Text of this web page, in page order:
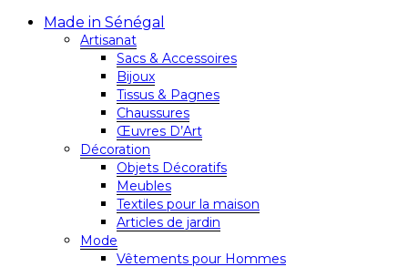
Made in Sénégal
Artisanat
Sacs & Accessoires
Bijoux
Tissus & Pagnes
Chaussures
Œuvres D’Art
Décoration
Objets Décoratifs
Meubles
Textiles pour la maison
Articles de jardin
Mode
Vêtements pour Hommes